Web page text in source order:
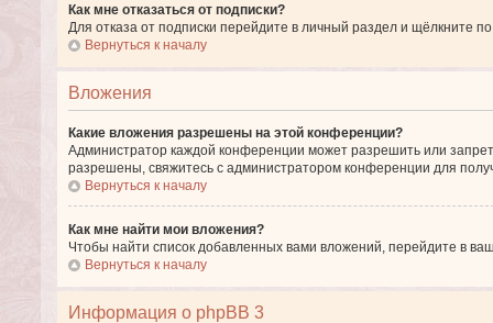
Как мне отказаться от подписки?
Для отказа от подписки перейдите в личный раздел и щёлкните
Вернуться к началу
Вложения
Какие вложения разрешены на этой конференции?
Администратор каждой конференции может разрешить или
разрешены, свяжитесь с администратором конференции для
Вернуться к началу
Как мне найти мои вложения?
Чтобы найти список добавленных вами вложений, перейдите в
Вернуться к началу
Информация о phpBB 3